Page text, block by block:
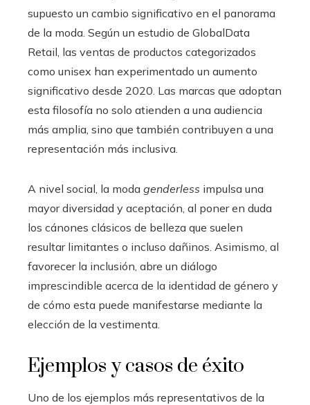
supuesto un cambio significativo en el panorama
de la moda. Según un estudio de GlobalData
Retail, las ventas de productos categorizados
como unisex han experimentado un aumento
significativo desde 2020. Las marcas que adoptan
esta filosofía no solo atienden a una audiencia
más amplia, sino que también contribuyen a una
representación más inclusiva.
A nivel social, la moda genderless impulsa una
mayor diversidad y aceptación, al poner en duda
los cánones clásicos de belleza que suelen
resultar limitantes o incluso dañinos. Asimismo, al
favorecer la inclusión, abre un diálogo
imprescindible acerca de la identidad de género y
de cómo esta puede manifestarse mediante la
elección de la vestimenta.
Ejemplos y casos de éxito
Uno de los ejemplos más representativos de la